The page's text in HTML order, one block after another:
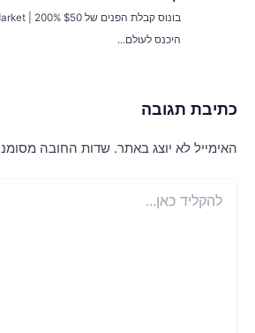
היכנס לעולם...
תגובה
לא יוצג באתר. שדות החובה מסומנים*